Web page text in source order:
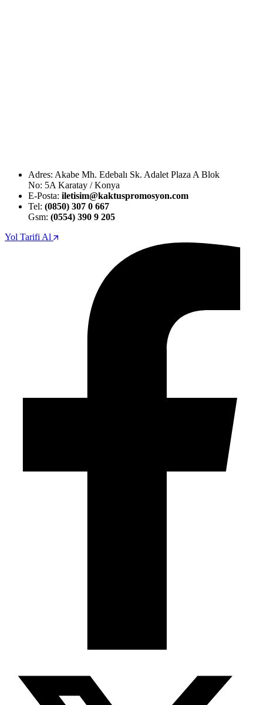
Adres: Akabe Mh. Edebalı Sk. Adalet Plaza A Blok
No: 5A Karatay / Konya
E-Posta: iletisim@kaktuspromosyon.com
Tel: (0850) 307 0 667
Gsm: (0554) 390 9 205
Yol Tarifi Al